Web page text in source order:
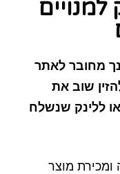
מחובר לאתר
שוב את
או ללינק שנשלח
ומכירת מוצר